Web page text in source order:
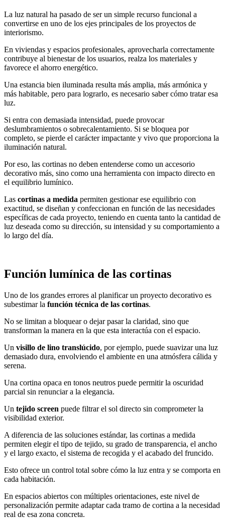
La luz natural ha pasado de ser un simple recurso funcional a
convertirse en uno de los ejes principales de los proyectos de
interiorismo.
En viviendas y espacios profesionales, aprovecharla correctamente
contribuye al bienestar de los usuarios, realza los materiales y
favorece el ahorro energético.
Una estancia bien iluminada resulta más amplia, más armónica y
más habitable, pero para lograrlo, es necesario saber cómo tratar esa
luz.
Si entra con demasiada intensidad, puede provocar
deslumbramientos o sobrecalentamiento. Si se bloquea por
completo, se pierde el carácter impactante y vivo que proporciona la
iluminación natural.
Por eso, las cortinas no deben entenderse como un accesorio
decorativo más, sino como una herramienta con impacto directo en
el equilibrio lumínico.
Las cortinas a medida permiten gestionar ese equilibrio con
exactitud, se diseñan y confeccionan en función de las necesidades
específicas de cada proyecto, teniendo en cuenta tanto la cantidad de
luz deseada como su dirección, su intensidad y su comportamiento a
lo largo del día.
Función lumínica de las cortinas
Uno de los grandes errores al planificar un proyecto decorativo es
subestimar la función técnica de las cortinas.
No se limitan a bloquear o dejar pasar la claridad, sino que
transforman la manera en la que esta interactúa con el espacio.
Un visillo de lino translúcido, por ejemplo, puede suavizar una luz
demasiado dura, envolviendo el ambiente en una atmósfera cálida y
serena.
Una cortina opaca en tonos neutros puede permitir la oscuridad
parcial sin renunciar a la elegancia.
Un tejido screen puede filtrar el sol directo sin comprometer la
visibilidad exterior.
A diferencia de las soluciones estándar, las cortinas a medida
permiten elegir el tipo de tejido, su grado de transparencia, el ancho
y el largo exacto, el sistema de recogida y el acabado del fruncido.
Esto ofrece un control total sobre cómo la luz entra y se comporta en
cada habitación.
En espacios abiertos con múltiples orientaciones, este nivel de
personalización permite adaptar cada tramo de cortina a la necesidad
real de esa zona concreta.